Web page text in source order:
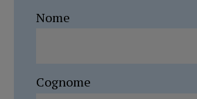
Nome
Cognome